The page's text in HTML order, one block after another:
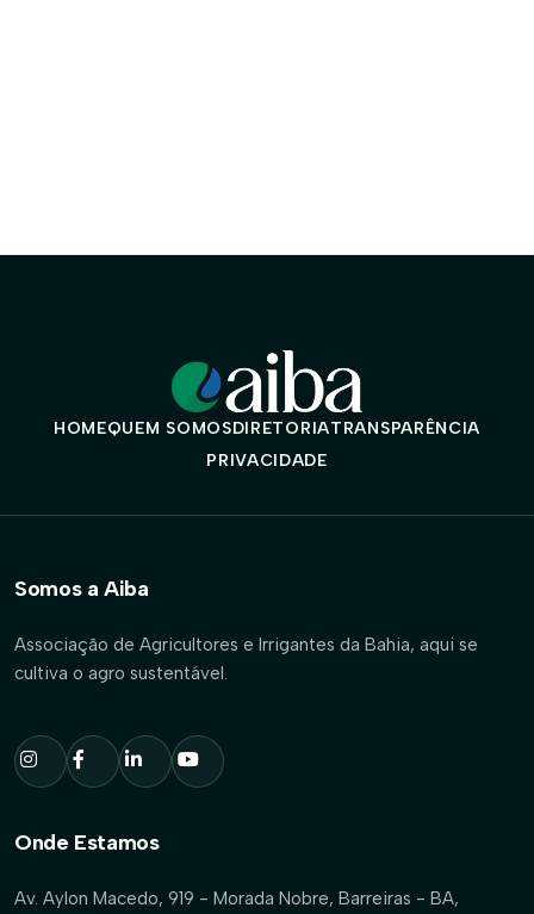
HOMEQUEM SOMOSDIRETORIATRANSPARÊNCIA
PRIVACIDADE
Somos a Aiba
Associação de Agricultores e Irrigantes da Bahia, aqui se
cultiva o agro sustentável.
Onde Estamos
Av. Aylon Macedo, 919 - Morada Nobre, Barreiras - BA,